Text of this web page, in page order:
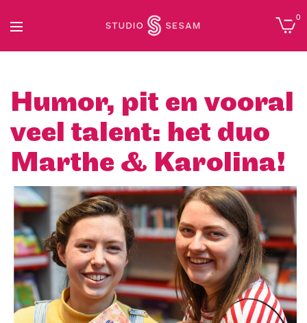
0
Humor, pit en vooral
veel talent: het duo
Marthe & Karolina!